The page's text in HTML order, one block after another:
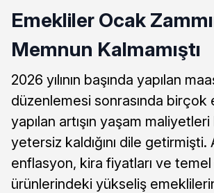
Emekliler Ocak
Memnun Kalmamıştı
2026 yılının başında yapılan
düzenlemesi sonrasında birçok
yapılan artışın yaşam maliyetleri
yetersiz kaldığını dile getirmişti.
enflasyon, kira fiyatları ve
ürünlerindeki yükseliş